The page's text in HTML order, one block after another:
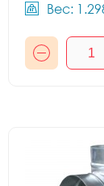
Вес: